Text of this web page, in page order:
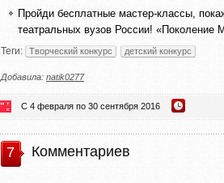
Пройди бесплатные мастер-классы,
театральных вузов России! «Поколение
Теги: Творческий конкурс детский конкурс
Добавила: natik0277
С 4 февраля по 30 сентября 2016
7 Комментариев